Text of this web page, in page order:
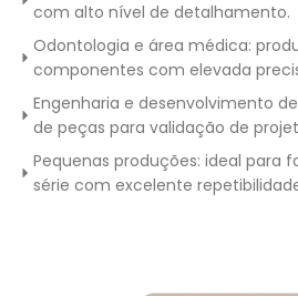
com alto nível de detalhamento.
Odontologia e área médica:
componentes com elevada
Engenharia e desenvolvimento
de peças para validação de
Pequenas produções: ideal para
série com excelente